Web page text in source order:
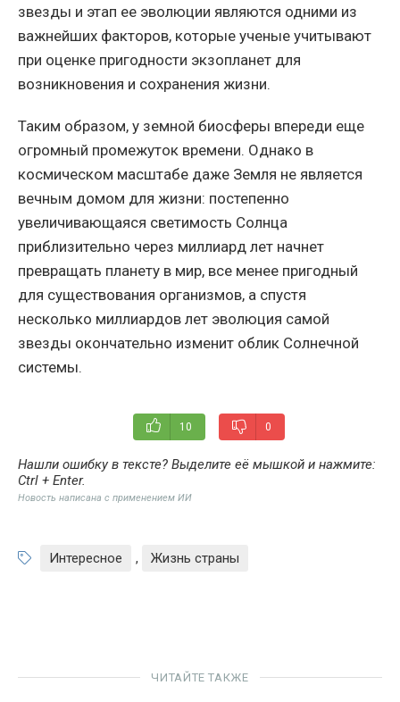
звезды и этап ее эволюции являются одними из
важнейших факторов, которые ученые учитывают
при оценке пригодности экзопланет для
возникновения и сохранения жизни.
Таким образом, у земной биосферы впереди еще
огромный промежуток времени. Однако в
космическом масштабе даже Земля не является
вечным домом для жизни: постепенно
увеличивающаяся светимость Солнца
приблизительно через миллиард лет начнет
превращать планету в мир, все менее пригодный
для существования организмов, а спустя
несколько миллиардов лет эволюция самой
звезды окончательно изменит облик Солнечной
системы.
10 0
Нашли ошибку в тексте? Выделите её мышкой и нажмите:
Ctrl + Enter.
Новость написана с применением ИИ
Интересное , Жизнь страны
ЧИТАЙТЕ ТАКЖЕ